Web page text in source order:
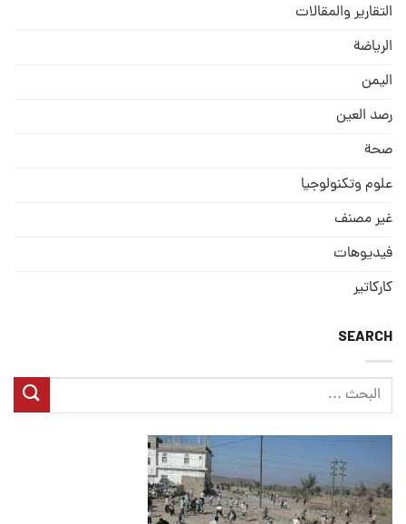
التقارير والمقالات
الریاضة
الیمن
رصد العین
صحة
علوم وتكنولوجيا
غير مصنف
فيديوهات
كاركاتير
SEARCH